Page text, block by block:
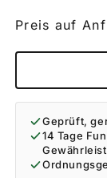
Preis auf
Geprüft,
14 Tage